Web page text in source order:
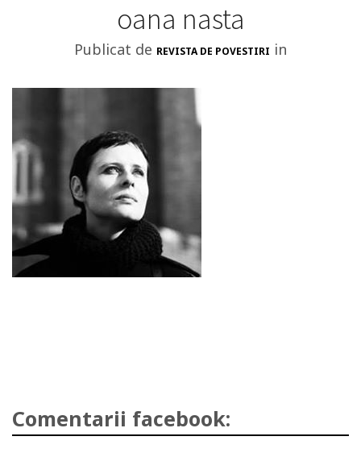
oana nasta
Publicat de REVISTA DE POVESTIRI in
Comentarii facebook: